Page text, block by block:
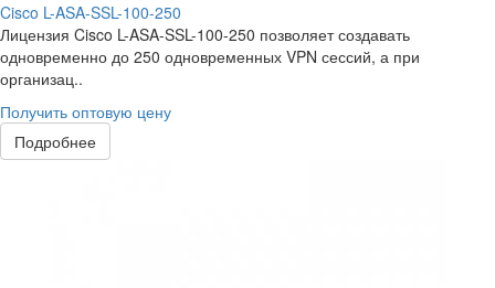
Cisco L-ASA-SSL-100-250
Лицензия Cisco L-ASA-SSL-100-250 позволяет создавать
одновременно до 250 одновременных VPN сессий, а при
организац..
Получить оптовую цену
Подробнее